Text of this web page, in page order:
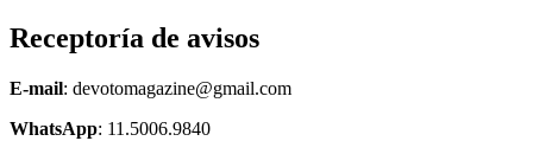
Receptoría de avisos
E-mail: devotomagazine@gmail.com
WhatsApp: 11.5006.9840